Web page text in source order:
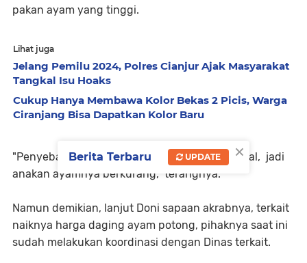
pakan ayam yang tinggi.
Lihat juga
Jelang Pemilu 2024, Polres Cianjur Ajak Masyarakat
Tangkal Isu Hoaks
Cukup Hanya Membawa Kolor Bekas 2 Picis, Warga
Ciranjang Bisa Dapatkan Kolor Baru
"Penyebabnya karena harga pakan ayam mahal, jadi
anakan ayamnya berkurang," terangnya.
Namun demikian, lanjut Doni sapaan akrabnya, terkait
naiknya harga daging ayam potong, pihaknya saat ini
sudah melakukan koordinasi dengan Dinas terkait.
×
Berita Terbaru UPDATE